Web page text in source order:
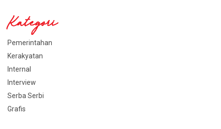
Kategori
Pemerintahan
Kerakyatan
Internal
Interview
Serba Serbi
Grafis